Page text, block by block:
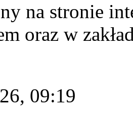
na stronie
oraz w
09:19